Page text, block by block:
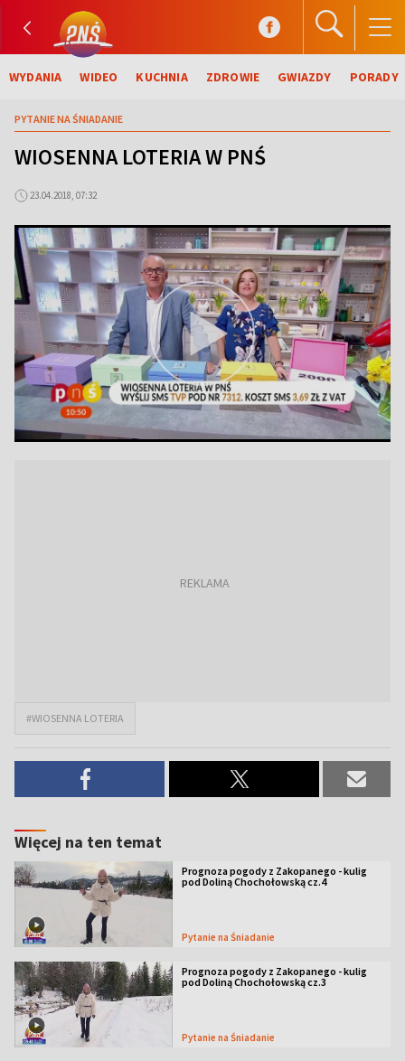
WYDANIA WIDEO KUCHNIA ZDROWIE GWIAZDY PORADY
PYTANIE NA ŚNIADANIE
WIOSENNA LOTERIA W PNŚ
23.04.2018, 07:32
#WIOSENNA LOTERIA
Więcej na ten temat
Prognoza pogody z Zakopanego - kulig
pod Doliną Chochołowską cz.4
Pytanie na Śniadanie
Prognoza pogody z Zakopanego - kulig
pod Doliną Chochołowską cz.3
Pytanie na Śniadanie